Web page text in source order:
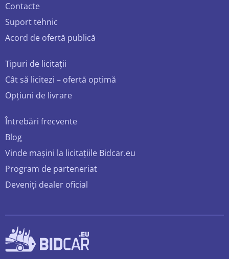
Contacte
Suport tehnic
Acord de ofertă publică
Tipuri de licitații
Cât să licitezi – ofertă optimă
Opțiuni de livrare
Întrebări frecvente
Blog
Vinde mașini la licitațiile Bidcar.eu
Program de parteneriat
Deveniți dealer oficial